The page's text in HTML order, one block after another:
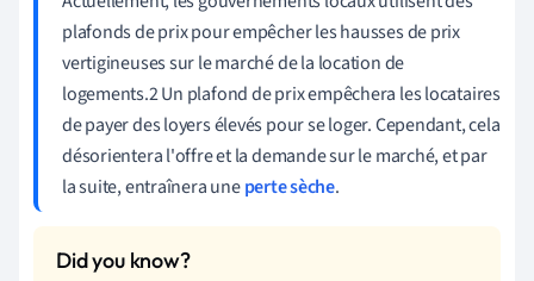
plafonds de prix pour empêcher les hausses de prix
vertigineuses sur le marché de la location de
logements.2 Un plafond de prix empêchera les locataires
de payer des loyers élevés pour se loger. Cependant, cela
désorientera l'offre et la demande sur le marché, et par
la suite, entraînera uneperte sèche.